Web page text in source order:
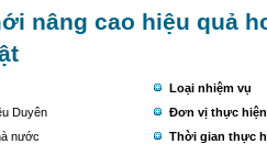
nâng cao hiệu quả
Duyên
nước
Loại nhiệm vụ
Đơn vị thực hiện
Thời gian thực